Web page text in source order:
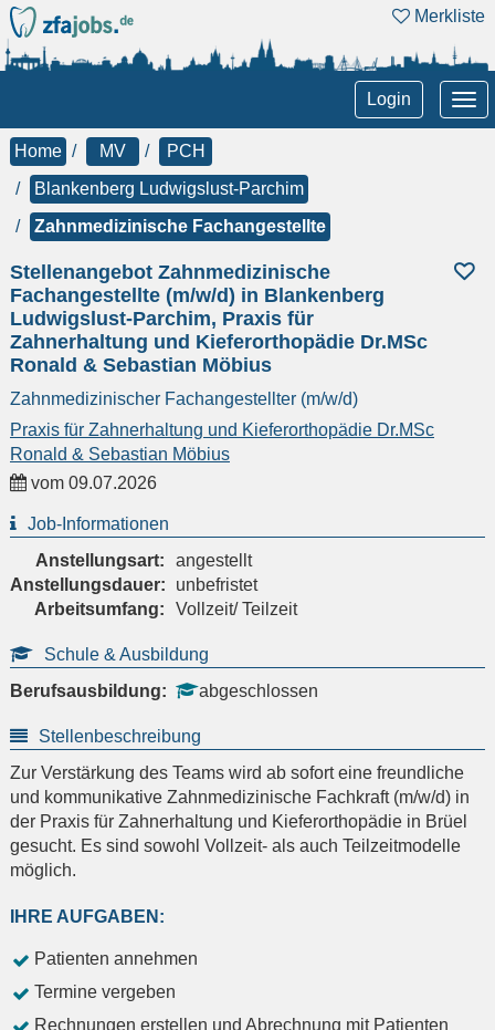
Merkliste
Login
Home MV
PCH
Blankenberg Ludwigslust-Parchim
Zahnmedizinische Fachangestellte
Stellenangebot Zahnmedizinische
Fachangestellte (m/w/d) in Blankenberg
Ludwigslust-Parchim, Praxis für
Zahnerhaltung und Kieferorthopädie Dr.MSc
Ronald & Sebastian Möbius
Zahnmedizinischer Fachangestellter (m/w/d)
Praxis für Zahnerhaltung und Kieferorthopädie Dr.MSc
Ronald & Sebastian Möbius
vom 09.07.2026
Job-Informationen
Anstellungsart:
angestellt
Anstellungsdauer:
unbefristet
Arbeitsumfang:
Vollzeit/ Teilzeit
Schule & Ausbildung
Berufsausbildung:
abgeschlossen
Stellenbeschreibung
Zur Verstärkung des Teams wird ab sofort eine freundliche
und kommunikative Zahnmedizinische Fachkraft (m/w/d) in
der Praxis für Zahnerhaltung und Kieferorthopädie in Brüel
gesucht. Es sind sowohl Vollzeit- als auch Teilzeitmodelle
möglich.
IHRE AUFGABEN:
Patienten annehmen
Termine vergeben
Rechnungen erstellen und Abrechnung mit Patienten